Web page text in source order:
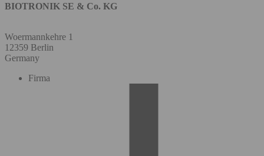
BIOTRONIK SE & Co. KG
Woermannkehre 1
12359 Berlin
Germany
Firma